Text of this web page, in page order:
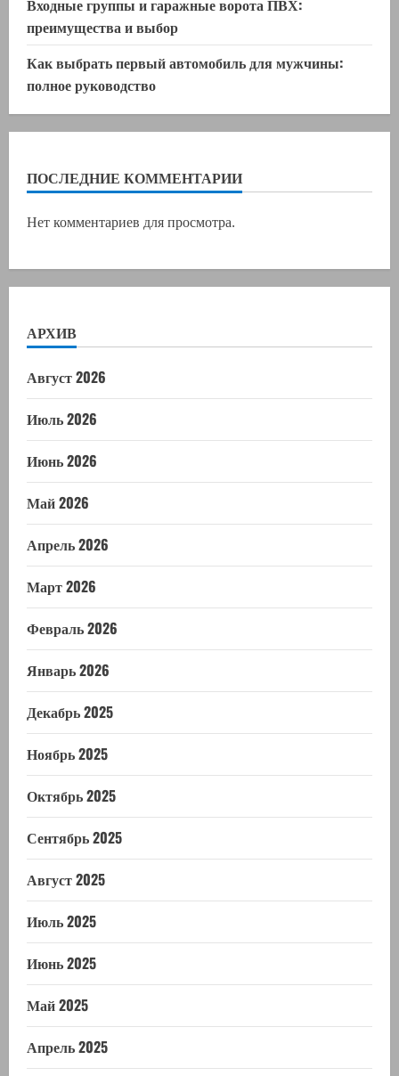
преимущества и выбор
Как выбрать первый автомобиль для мужчины:
полное руководство
ПОСЛЕДНИЕ КОММЕНТАРИИ
Нет комментариев для просмотра.
АРХИВ
Август 2026
Июль 2026
Июнь 2026
Май 2026
Апрель 2026
Март 2026
Февраль 2026
Январь 2026
Декабрь 2025
Ноябрь 2025
Октябрь 2025
Сентябрь 2025
Август 2025
Июль 2025
Июнь 2025
Май 2025
Апрель 2025